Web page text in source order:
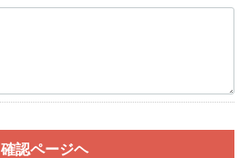
確認ページヘ